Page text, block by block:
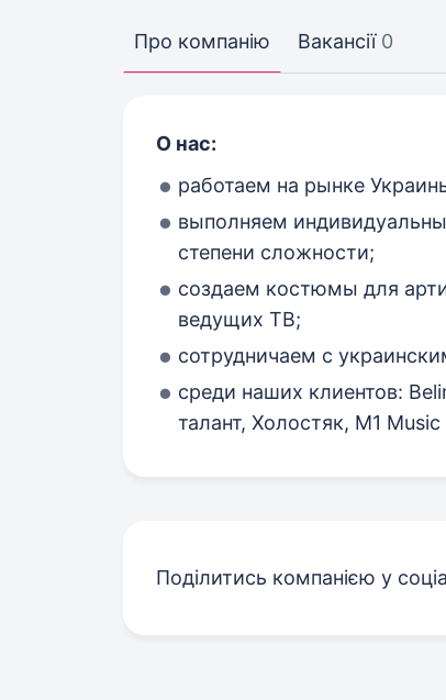
Про компанію Вакансії 0
О нас:
работаем на рынке
выполняем
степени сложности;
создаем костюмы для
ведущих ТВ;
сотрудничаем с
среди наших клиентов:
талант, Холостяк, M1
Поділитись компанією у